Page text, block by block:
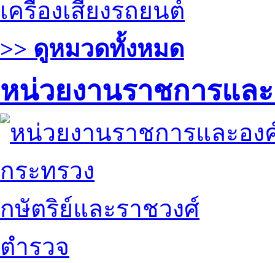
เครื่องเสียงรถยนต์
>> ดูหมวดทั้งหมด
หน่วยงานราชการแล
กระทรวง
กษัตริย์และราชวงศ์
ตำรวจ